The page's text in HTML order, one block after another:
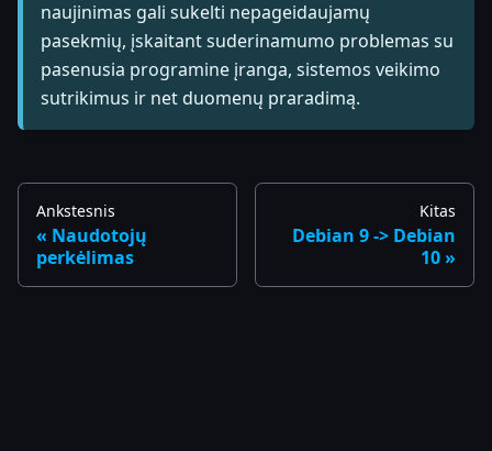
naujinimas gali sukelti nepageidaujamų
pasekmių, įskaitant suderinamumo problemas su
pasenusia programine įranga, sistemos veikimo
sutrikimus ir net duomenų praradimą.
Ankstesnis
Naudotojų
perkėlimas
Kitas
Debian 9 -> Debian
10